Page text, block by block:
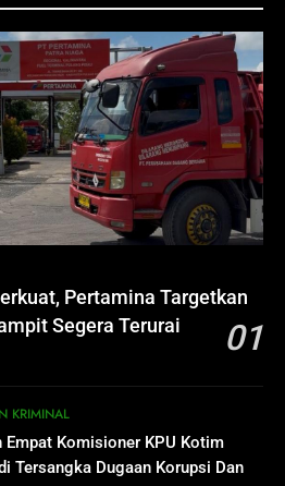
Pertamina Targetkan
Segera Terurai
01
KRIMINAL
Empat Komisioner KPU Kotim
Tersangka Dugaan Korupsi Dana